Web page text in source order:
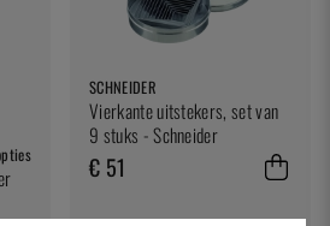
SCHNEIDER
Vierkante uitstekers, set van
9 stuks - Schneider
€ 51